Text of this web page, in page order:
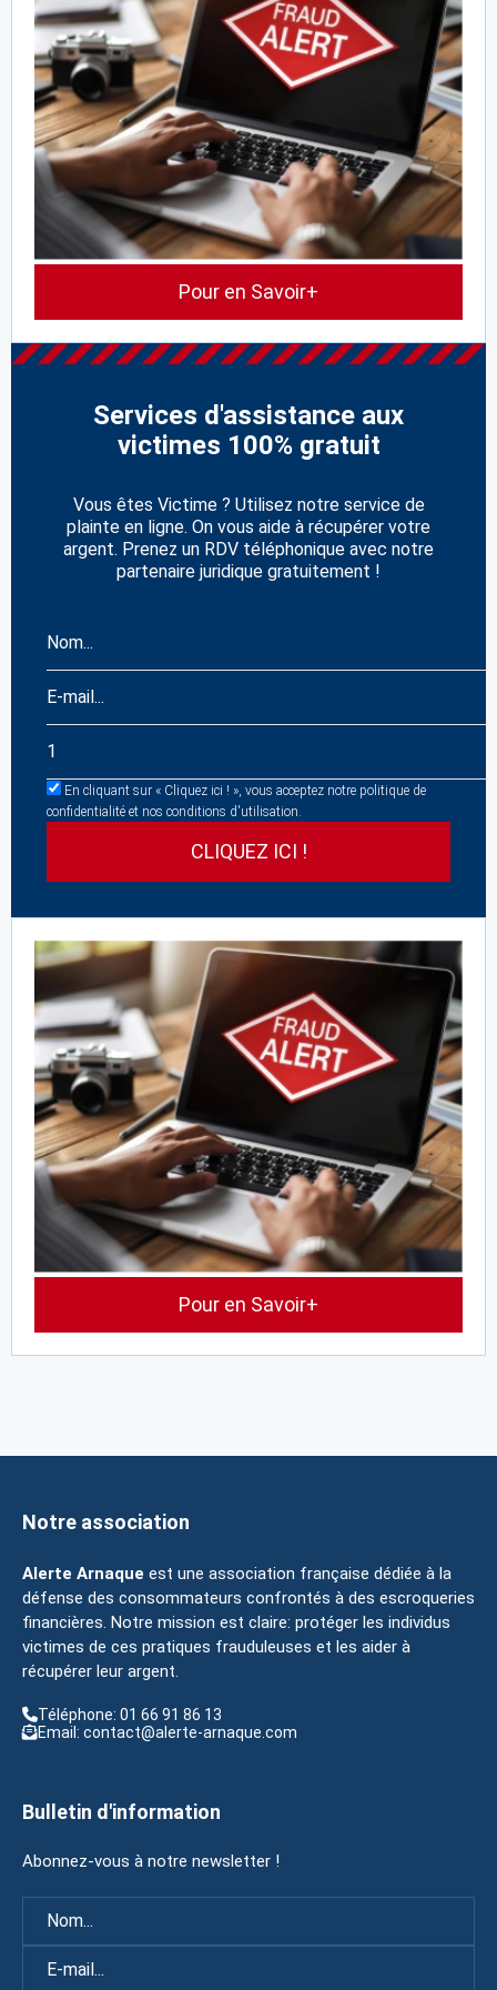
Pour en Savoir+
Services d'assistance aux
victimes 100% gratuit
Vous êtes Victime ? Utilisez notre service de
plainte en ligne. On vous aide à récupérer votre
argent. Prenez un RDV téléphonique avec notre
partenaire juridique gratuitement !
En cliquant sur « Cliquez ici ! », vous acceptez notre politique de
confidentialité et nos conditions d'utilisation.
Pour en Savoir+
Notre association
Alerte Arnaque est une association française dédiée à la
défense des consommateurs confrontés à des escroqueries
financières. Notre mission est claire: protéger les individus
victimes de ces pratiques frauduleuses et les aider à
récupérer leur argent.
Téléphone: 01 66 91 86 13
Email: contact@alerte-arnaque.com
Bulletin d'information
Abonnez-vous à notre newsletter !